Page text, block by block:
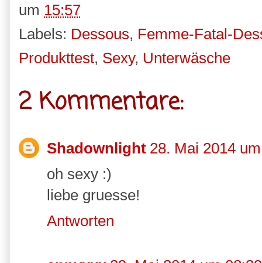
um 15:57
Labels: Dessous, Femme-Fatal-
Produkttest, Sexy, Unterwäsche
2 Kommentare:
Shadownlight 28. Mai 2014
oh sexy :)
liebe gruesse!
Antworten